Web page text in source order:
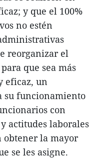
y que el 100%
no estén
reorganizar el
que sea más
eficaz, un
su funcionamiento
con
actitudes laborales
obtener la mayor
se les asigne.